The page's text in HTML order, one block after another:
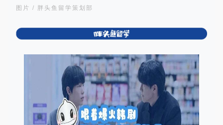
图片 / 胖头鱼留学策划部